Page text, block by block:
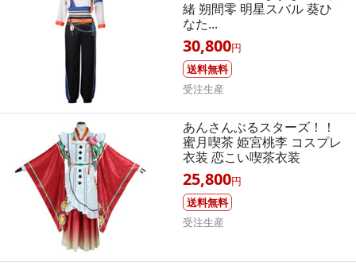
緒 朔間零 明星スバル 葵ひ
なた...
30,800円
送料無料
受注生産
あんさんぶるスターズ！！
蜜月喫茶 姫宮桃李 コスプレ
衣装 恋こい喫茶衣装
25,800円
送料無料
受注生産